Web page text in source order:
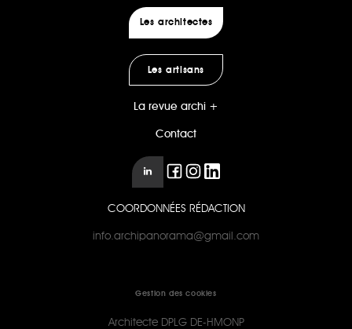
Les architectes
Les artisans
La revue archi +
Contact
COORDONNÉES RÉDACTION
info.archipanorama@gmail.com
Gestion des cookies
Architecte DPLG DE-HMONP